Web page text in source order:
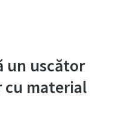
un uscător
cu material